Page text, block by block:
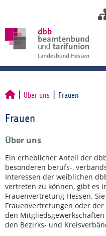
Über uns Frauen
Frauen
Über uns
Ein erheblicher Anteil der
besonderen berufs-,
Interessen der weiblichen
vertreten zu können, gibt es
Frauenvertretung Hessen.
Frauenvertretungen oder
den
den Bezirks- und